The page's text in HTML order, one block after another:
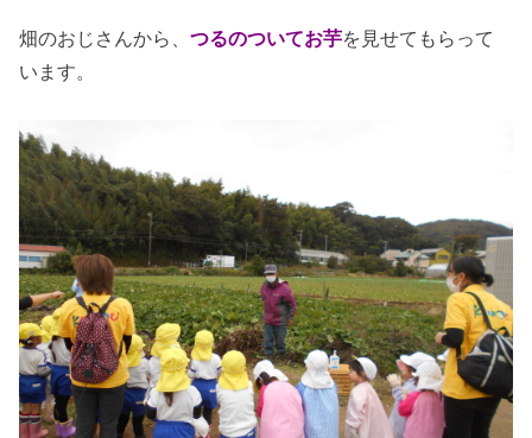
畑のおじさんから、つるのついてお芋を見せてもらって
います。